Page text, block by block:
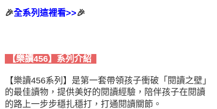
🎉全系列這裡看>>🎉
【樂讀456】系列介紹
【樂讀456系列】是第一套帶領孩子衝破「閱讀之壁」
的最佳讀物，提供美好的閱讀經驗，陪伴孩子在閱讀
的路上一步步穩扎穩打，打通閱讀關節。